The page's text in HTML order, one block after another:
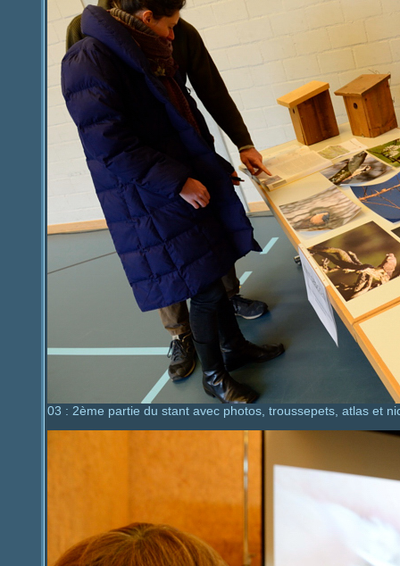
03 : 2ème partie du stant avec photos, troussepets, atlas et